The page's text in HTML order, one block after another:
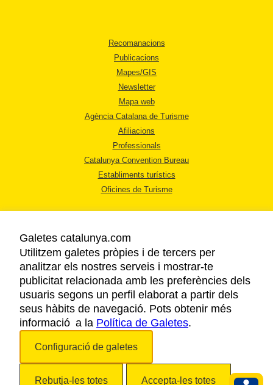
Recomanacions
Publicacions
Mapes/GIS
Newsletter
Mapa web
Agència Catalana de Turisme
Afiliacions
Professionals
Catalunya Convention Bureau
Establiments turístics
Oficines de Turisme
AVÍS LEGAL
POLÍTICA DE PRIVACITAT
COOKIES
ACCESSIBILITAT
Galetes catalunya.com
Utilitzem galetes pròpies i de tercers per
analitzar els nostres serveis i mostrar-te
publicitat relacionada amb les preferències dels
usuaris segons un perfil elaborat a partir dels
seus hàbits de navegació. Pots obtenir més
informació a la Política de Galetes.
Configuració de galetes
Rebutja-les totes Accepta-les totes